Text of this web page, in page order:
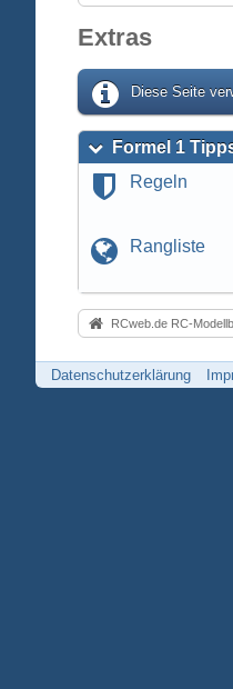
Extras
Diese Seite
Formel 1
Regeln
Rangliste
RCweb.de RC-
Datenschutzerklärung